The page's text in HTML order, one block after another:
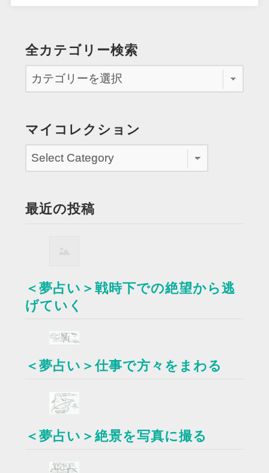
全カテゴリー検索
マイコレクション
最近の投稿
＜夢占い＞戦時下での絶望から逃
げていく
＜夢占い＞仕事で方々をまわる
＜夢占い＞絶景を写真に撮る